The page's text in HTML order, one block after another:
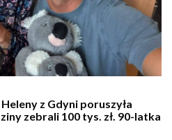
z Gdyni poruszyła
zebrali 100 tys. zł. 90-latka